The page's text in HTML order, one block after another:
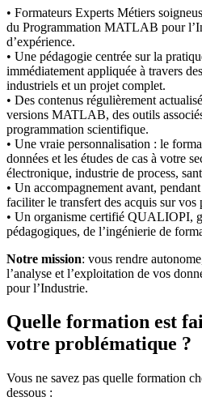
• Formateurs Experts Métiers
du Programmation MATLAB pour
d’expérience.
• Une pédagogie centrée sur la
immédiatement appliquée à travers
industriels et un projet complet.
• Des contenus régulièrement
versions MATLAB, des outils
programmation scientifique.
• Une vraie personnalisation : le
données et les études de cas à votre
électronique, industrie de process,
• Un accompagnement avant,
faciliter le transfert des acquis sur vos
• Un organisme certifié QUALIOPI,
pédagogiques, de l’ingénierie de
Notre mission: vous rendre
l’analyse et l’exploitation de vos
pour l’Industrie.
Quelle formation est
votre problématique ?
Vous ne savez pas quelle formation
dessous :